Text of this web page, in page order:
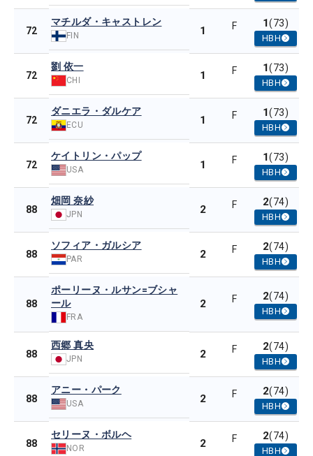
72
マチルダ・キャストレン
FIN 1 F 1(73)
HBH
72
劉 依一
CHI 1 F 1(73)
HBH
72
ダニエラ・ダルケア
ECU 1 F 1(73)
HBH
72
ケイトリン・パップ
USA 1 F 1(73)
HBH
88
畑岡 奈紗
JPN 2 F 2(74)
HBH
88
ソフィア・ガルシア
PAR 2 F 2(74)
HBH
88
ポーリーヌ・ルサン=ブシャ
ール
FRA
2 F 2(74)
HBH
88
西郷 真央
JPN 2 F 2(74)
HBH
88
アニー・パーク
USA 2 F 2(74)
HBH
88
セリーヌ・ボルヘ
NOR 2 F 2(74)
HBH